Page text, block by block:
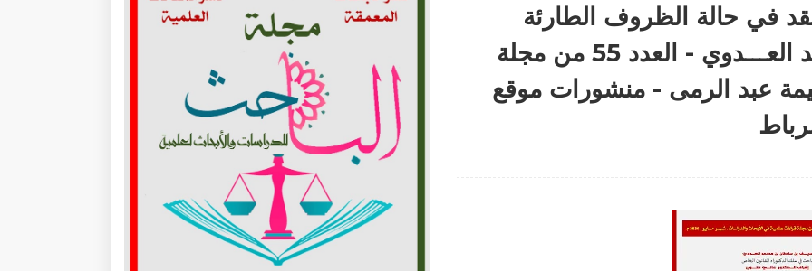
في حالة الظروف الطارئة
سيــــف بن سلطان بن محمد العـــدوي - العدد 55 من مجلة
عبد الرمى - منشورات موقع